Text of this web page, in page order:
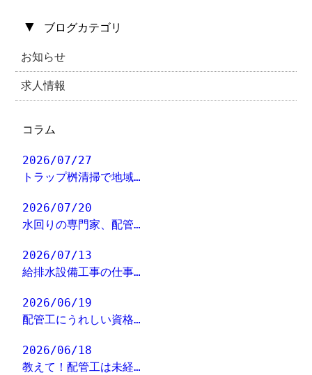
▼ ブログカテゴリ
お知らせ
求人情報
コラム
2026/07/27
トラップ桝清掃で地域…
2026/07/20
水回りの専門家、配管…
2026/07/13
給排水設備工事の仕事…
2026/06/19
配管工にうれしい資格…
2026/06/18
教えて！配管工は未経…